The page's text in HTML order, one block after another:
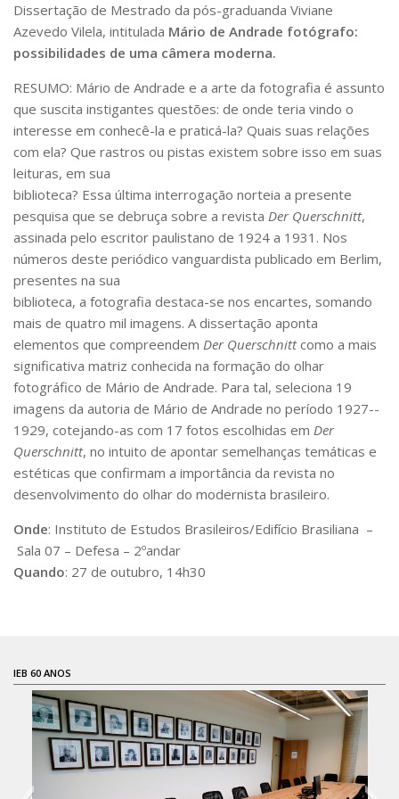
Pós-Doutorado
Pesquisador Colaborador
Iniciação Científica
Pré-Iniciação Científica
Pró-Reitoria de Pesquisa e Inovação
LABIEB
Extensão
Cursos
Criação de Curso
Isenção
Comissões
CAAF
CaC
CD
CDH
CEQUALI
CPg
CRInt
Representação Discente
Licitações e Contratos
Abertas
Dissertação de Mestrado da pós-graduanda Viviane
Azevedo Vilela, intitulada Mário de Andrade fotógrafo:
possibilidades de uma câmera moderna.
RESUMO: Mário de Andrade e a arte da fotografia é assunto
que suscita instigantes questões: de onde teria vindo o
interesse em conhecê-­la e praticá-­la? Quais suas relações
com ela? Que rastros ou pistas existem sobre isso em suas
leituras, em sua
biblioteca? Essa última interrogação norteia a presente
pesquisa que se debruça sobre a revista Der Querschnitt,
assinada pelo escritor paulistano de 1924 a 1931. Nos
números deste periódico vanguardista publicado em Berlim,
presentes na sua
biblioteca, a fotografia destaca-­se nos encartes, somando
mais de quatro mil imagens. A dissertação aponta
elementos que compreendem Der Querschnittcomo a mais
significativa matriz conhecida na formação do olhar
fotográfico de Mário de Andrade. Para tal, seleciona 19
imagens da autoria de Mário de Andrade no período 1927-­
1929, cotejando-­as com 17 fotos escolhidas em Der
Querschnitt, no intuito de apontar semelhanças temáticas e
estéticas que confirmam a importância da revista no
desenvolvimento do olhar do modernista brasileiro.
Onde: Instituto de Estudos Brasileiros/Edifício Brasiliana –
Sala 07 – Defesa – 2ºandar
Quando: 27 de outubro, 14h30
IEB 60 ANOS